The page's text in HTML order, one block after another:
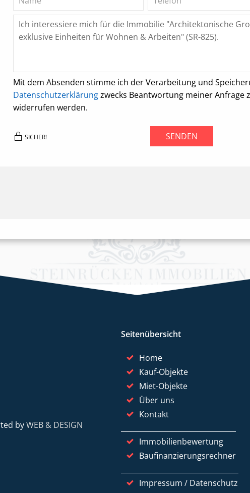
Mit dem Absenden stimme ich der Verarbeitung und
Datenschutzerklärungzwecks Beantwortung meiner Anfrage
widerrufen werden.
SICHER! SENDEN
byWEB & DESIGN
Seitenübersicht
Home
Kauf-Objekte
Miet-Objekte
Über uns
Kontakt
Immobilienbewertung
Baufinanzierungsrechner
Impressum / Datenschutz